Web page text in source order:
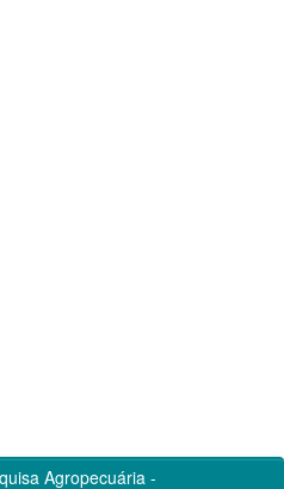
Agropecuária -